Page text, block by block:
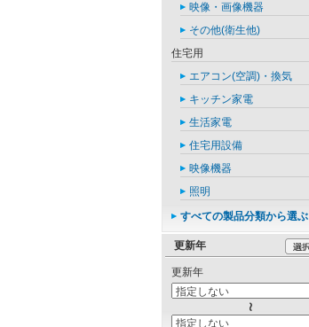
映像・画像機器
その他(衛生他)
住宅用
エアコン(空調)・換気
キッチン家電
生活家電
住宅用設備
映像機器
照明
すべての製品分類から選ぶ
更新年
更新年